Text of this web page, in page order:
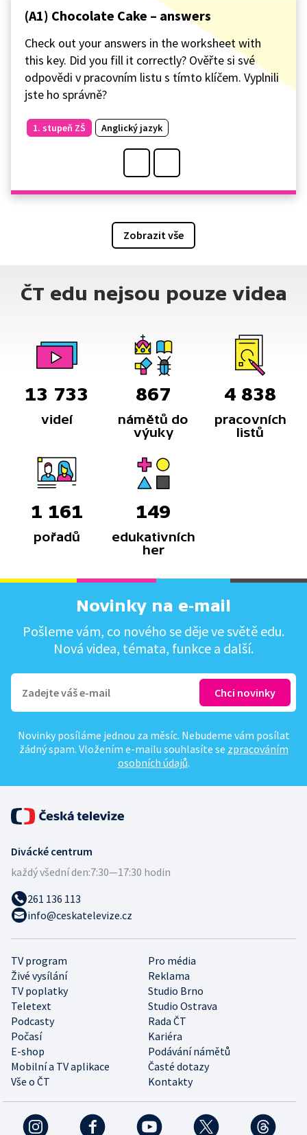
(A1) Chocolate Cake – answers
Check out your answers in the worksheet with
this key. Did you fill it correctly? Ověřte si své
odpovědi v pracovním listu s tímto klíčem. Vyplnili
jste ho správně?
1. stupeň ZŠ Anglický jazyk
Zobrazit vše
ČT edu nejsou pouze videa
13 733
videí
867
námětů do
výuky
4 838
pracovních
listů
1 161
pořadů
149
edukativních
her
Novinky na e-mail
Pošleme vám, co nového se děje ve světě edu.
Nová videa, témata, funkce a další.
Novinky posíláme jednou za měsíc. Nebudeme vám posílat
žádný spam. Vložením e-mailu souhlasíte se zpracováním
osobních údajů.